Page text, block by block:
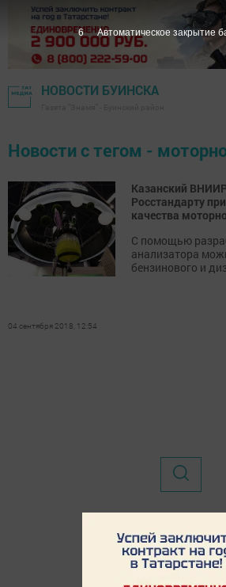
НОВОСТИ БУИНСКА
Новости с тегом -
Казанский
Росстандарту
качества
С помощью
анализатора
бензинового и
04 сентября 2018, 12:54
6 Автоматическое закрытие